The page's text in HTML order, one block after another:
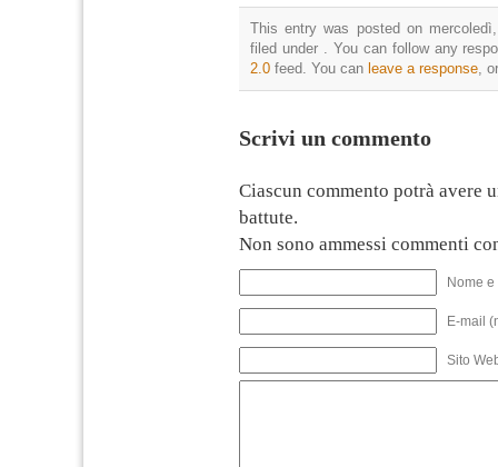
This entry was posted on
filed under . You can follow any
2.0 feed. You can leave a response ,
Scrivi un commento
Ciascun commento potrà avere
battute.
Non sono ammessi commenti
Nome
E-mail
Sito